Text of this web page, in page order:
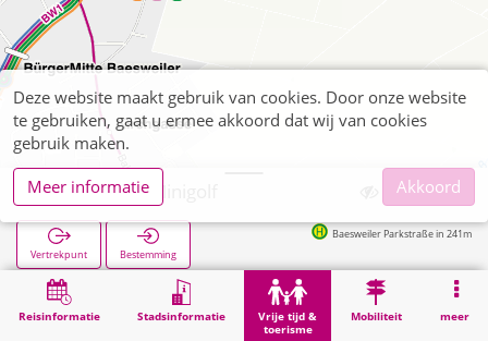
Reisinformatie Stadsinformatie
Vrije tijd &
toerisme
Mobiliteit meer
Baesweiler, Minigolf
Vertrekpunt Bestemming
Baesweiler Parkstraße in 241m
Vrije tijd & toerisme Baesweiler, Minigolf
Deze website maakt gebruik van cookies. Door onze website
te gebruiken, gaat u ermee akkoord dat wij van cookies
gebruik maken.
Meer informatie
Akkoord